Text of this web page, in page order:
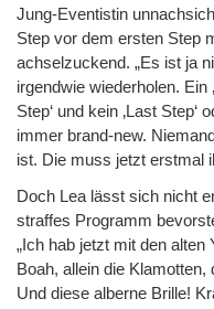
Jung-Eventistin
Step vor dem ersten Step
achselzuckend. „Es ist ja
irgendwie wiederholen. Ein
Step‘ und kein ‚Last Step‘
immer brand-new.
ist. Die muss jetzt erstmal
Doch Lea lässt sich nicht
straffes Programm
„Ich hab jetzt mit den alten
Boah, allein die
Und diese alberne Brille!